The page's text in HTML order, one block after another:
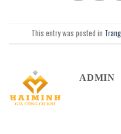
This entry was posted in
ADMIN